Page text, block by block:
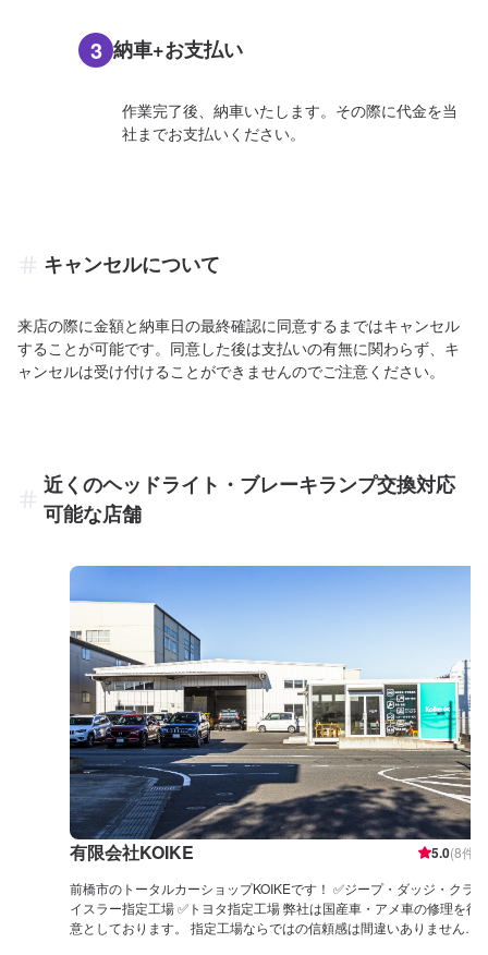
3 納車+お支払い
作業完了後、納車いたします。その際に代金を当
社までお支払いください。
キャンセルについて
来店の際に金額と納車日の最終確認に同意するまではキャンセル
することが可能です。同意した後は支払いの有無に関わらず、キ
ャンセルは受け付けることができませんのでご注意ください。
近くのヘッドライト・ブレーキランプ交換対応
可能な店舗
有限会社KOIKE 5.0(8件)
前橋市のトータルカーショップKOIKEです！ ✅ジープ・ダッジ・クラ
イスラー指定工場 ✅トヨタ指定工場 弊社は国産車・アメ車の修理を得
意としております。 指定工場ならではの信頼感は間違いありません！